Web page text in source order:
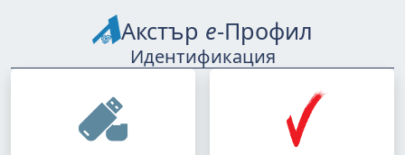
Акстър е-Профил
Идентификация